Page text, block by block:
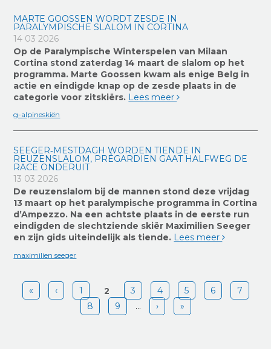
MARTE GOOSSEN WORDT ZESDE IN
PARALYMPISCHE SLALOM IN CORTINA
14 03 2026
Op de Paralympische Winterspelen van Milaan
Cortina stond zaterdag 14 maart de slalom op het
programma. Marte Goossen kwam als enige Belg in
actie en eindigde knap op de zesde plaats in de
categorie voor zitskiërs. Lees meer
g-alpineskiën
SEEGER‑MESTDAGH WORDEN TIENDE IN
REUZENSLALOM, PRÉGARDIEN GAAT HALFWEG DE
RACE ONDERUIT
13 03 2026
De reuzenslalom bij de mannen stond deze vrijdag
13 maart op het paralympische programma in Cortina
d’Ampezzo. Na een achtste plaats in de eerste run
eindigden de slechtziende skiër Maximilien Seeger
en zijn gids uiteindelijk als tiende. Lees meer
maximilien seeger
Pages
« ‹ 1 2 3 4 5 6
7
8
9 … › »